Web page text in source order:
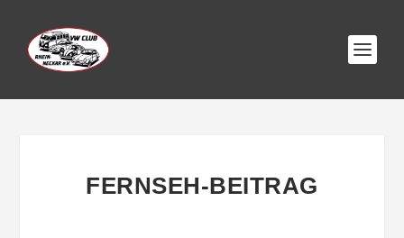
FERNSEH-BEITRAG